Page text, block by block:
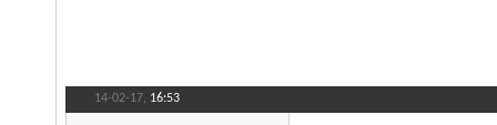
14-02-17, 16:53